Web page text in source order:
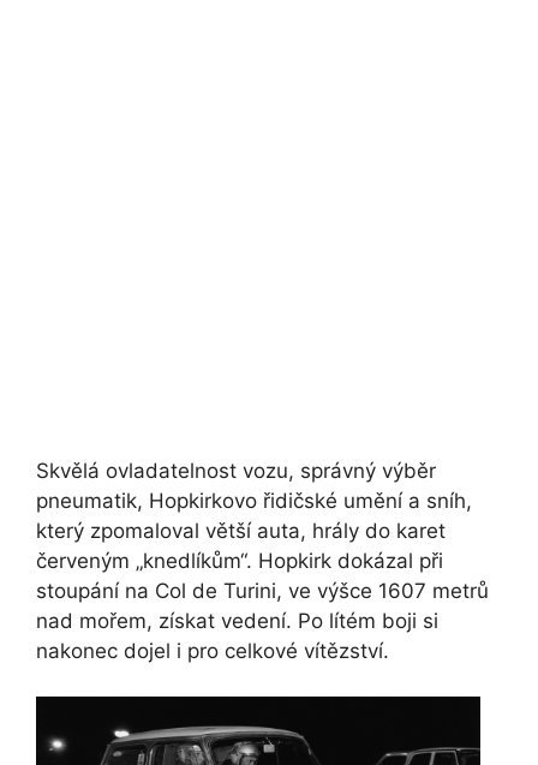
Skvělá ovladatelnost vozu, správný výběr
pneumatik, Hopkirkovo řidičské umění a sníh,
který zpomaloval větší auta, hrály do karet
červeným „knedlíkům“. Hopkirk dokázal při
stoupání na Col de Turini, ve výšce 1607 metrů
nad mořem, získat vedení. Po lítém boji si
nakonec dojel i pro celkové vítězství.